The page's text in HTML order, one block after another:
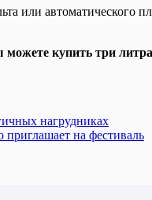
или автоматического
можете купить три
нагрудниках
приглашает на фестиваль